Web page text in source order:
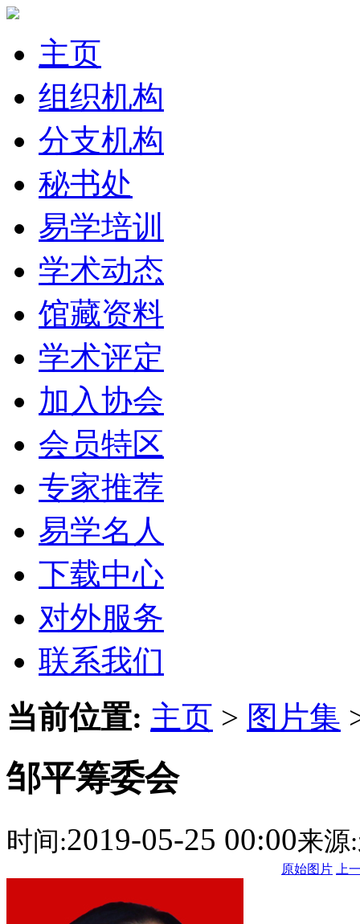
主页
组织机构
分支机构
秘书处
易学培训
学术动态
馆藏资料
学术评定
加入协会
会员特区
专家推荐
易学名人
下载中心
对外服务
联系我们
当前位置: 主页 > 图片集
邹平筹委会
时间:2019-05-25 00:00来源:
原始图片 上